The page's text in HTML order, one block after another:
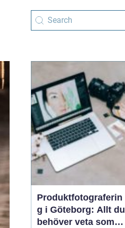
Produktfotograferin
g i Göteborg: Allt du
behöver veta som